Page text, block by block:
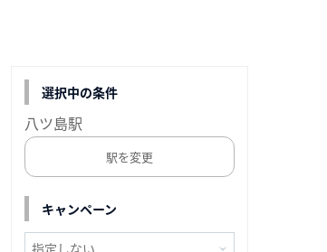
選択中の条件
八ツ島駅
駅を変更
キャンペーン